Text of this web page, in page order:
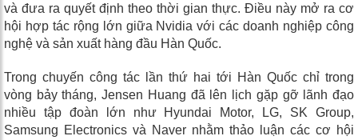
và đưa ra quyết định theo thời gian thực. Điều này mở ra cơ
hội hợp tác rộng lớn giữa Nvidia với các doanh nghiệp công
nghệ và sản xuất hàng đầu Hàn Quốc.
Trong chuyến công tác lần thứ hai tới Hàn Quốc chỉ trong
vòng bảy tháng, Jensen Huang đã lên lịch gặp gỡ lãnh đạo
nhiều tập đoàn lớn như Hyundai Motor, LG, SK Group,
Samsung Electronics và Naver nhằm thảo luận các cơ hội